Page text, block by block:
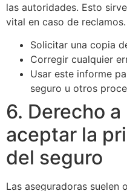
las autoridades. Esto
vital en caso de
Solicitar una copia
Corregir cualquier
Usar este informe
seguro u otros
6. Derecho
aceptar la
del seguro
Las aseguradoras suelen